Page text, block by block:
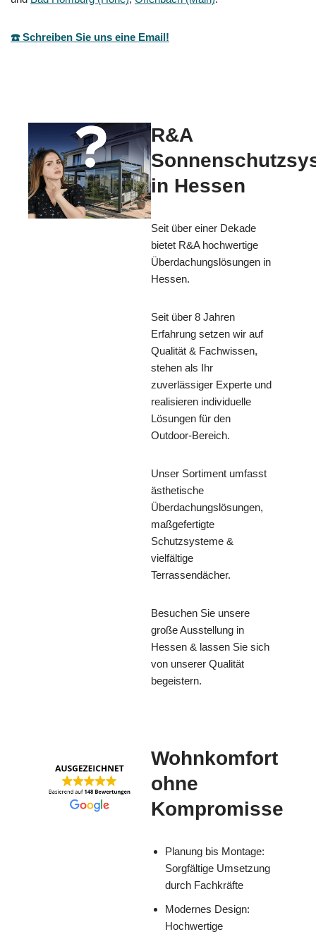
☎️ Schreiben Sie uns eine Email!
R&A
in Hessen
Seit über einer Dekade
bietet R&A hochwertige
Überdachungslösungen in
Hessen.
Seit über 8 Jahren
Erfahrung setzen wir auf
Qualität & Fachwissen,
stehen als Ihr
zuverlässiger Experte und
realisieren individuelle
Lösungen für den
Outdoor-Bereich.
Unser Sortiment umfasst
ästhetische
Überdachungslösungen,
maßgefertigte
Schutzsysteme &
vielfältige
Terrassendächer.
Besuchen Sie unsere
große Ausstellung in
Hessen & lassen Sie sich
von unserer Qualität
begeistern.
Wohnkomfort
ohne
Kompromisse
Planung bis Montage:
Sorgfältige Umsetzung
durch Fachkräfte
Modernes Design:
Hochwertige